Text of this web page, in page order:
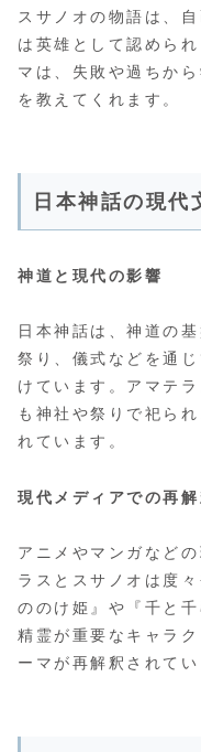
スサノオの物語は、
は英雄として認めら
マは、失敗や過ちか
を教えてくれます。
日本神話の現代
神道と現代の影響
日本神話は、神道の
祭り、儀式などを通
けています。アマテ
も神社や祭りで祀ら
れています。
現代メディアでの再解
アニメやマンガなど
ラスとスサノオは度
ののけ姫』や『千と
精霊が重要なキャラ
ーマが再解釈されてい